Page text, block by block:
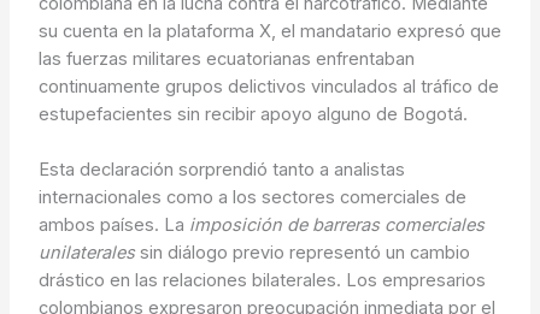
su cuenta en la plataforma X, el mandatario expresó que
las fuerzas militares ecuatorianas enfrentaban
continuamente grupos delictivos vinculados al tráfico de
estupefacientes sin recibir apoyo alguno de Bogotá.
Esta declaración sorprendió tanto a analistas
internacionales como a los sectores comerciales de
ambos países. La imposición de barreras comerciales
unilateralessin diálogo previo representó un cambio
drástico en las relaciones bilaterales. Los empresarios
colombianos expresaron preocupación inmediata por el